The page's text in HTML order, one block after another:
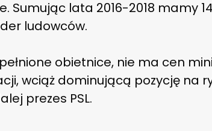
Sumując lata 2016-2018 mamy
ludowców.
obietnice, nie ma cen
wciąż dominującą pozycję na
prezes PSL.